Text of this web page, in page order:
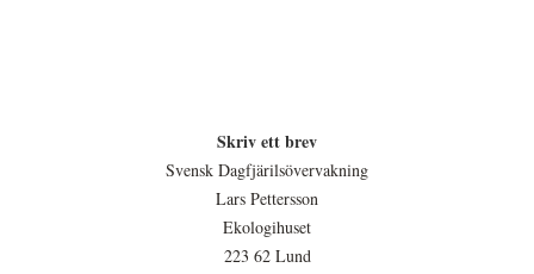
Skriv ett brev
Svensk Dagfjärilsövervakning
Lars Pettersson
Ekologihuset
223 62 Lund